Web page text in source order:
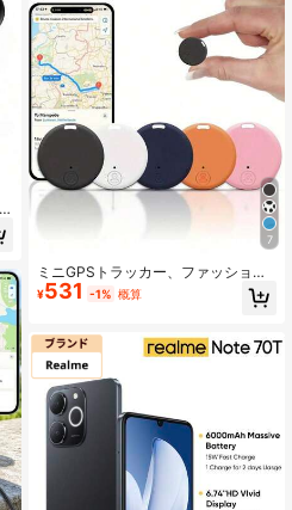
7
ミニGPSトラッカー、ファッショナ
ブルなスマートペット迷子防止アラ
ーム、ワイヤレスバッグ/キーファイ
ッター制御付き、財布、リュック、
鍵、車に適用、紛失アイテムの位置
特定、ペットの追跡、迷子防止デバ
イス、ハロウィーンギフト、電池別
売り
¥531 -1% 概算